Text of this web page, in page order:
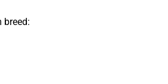
breed: